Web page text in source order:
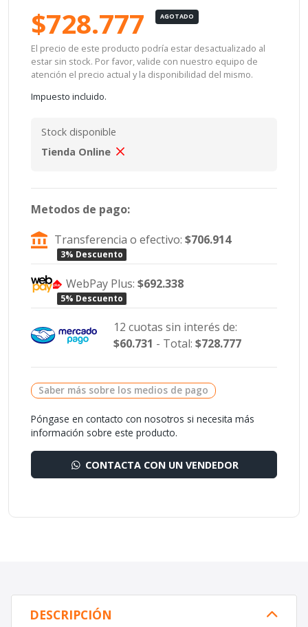
$728.777 AGOTADO
El precio de este producto podría estar desactualizado al
estar sin stock. Por favor, valide con nuestro equipo de
atención el precio actual y la disponibilidad del mismo.
Impuesto incluido.
Stock disponible
Tienda Online
Metodos de pago:
Transferencia o efectivo:$706.914
3% Descuento
WebPay Plus:$692.338
5% Descuento
12 cuotas sin interés de:
$60.731 - Total: $728.777
Saber más sobre los medios de pago
Póngase en contacto con nosotros si necesita más
información sobre este producto.
CONTACTA CON UN VENDEDOR
DESCRIPCIÓN